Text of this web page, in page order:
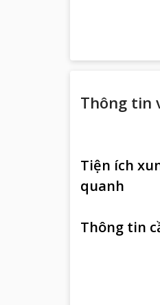
Thông tin
Tiện ích
quanh
Thông tin